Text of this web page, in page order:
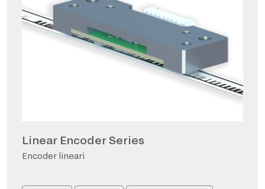
Linear Encoder Series
Encoder lineari